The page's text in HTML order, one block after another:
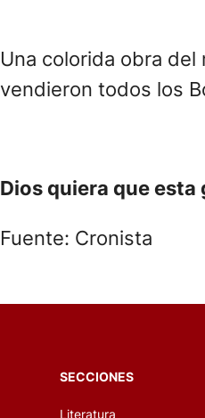
Una colorida obra del
vendieron todos los
Dios quiera que
Fuente: Cronista
SECCIONES
Literatura